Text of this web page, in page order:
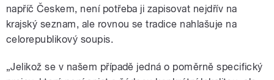
napříč Českem, není potřeba ji zapisovat nejdřív na
krajský seznam, ale rovnou se tradice nahlašuje na
celorepublikový soupis.
„Jelikož se v našem případě jedná o poměrně specifický